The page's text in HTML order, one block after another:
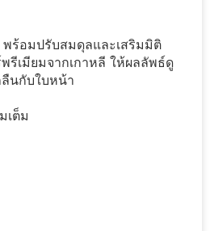
ร้อมปรับสมดุลและเสริมมิติ
รีเมียมจากเกาหลี ให้ผลลัพธ์ดู
นกับใบหน้า
เต็ม